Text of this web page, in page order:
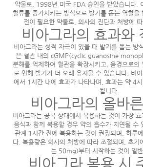
약물로, 1998년 미국 FDA 승인을 받았습니다.
혈류를 증가시키는 방식으로 발기를 돕는 역할을
전이 필요한 약물로, 의사의 진단과 처방에
비아그라의 효과와
비아그라는 성적 자극이 있을 때 발기를 돕는 방
은 혈관 내의 cGMP(cyclic guanosine
분해를 억제하여 혈관을 확장시키고, 음경으로의
로 인해 발기가 더 오래 유지될 수 있습니다. 비
에서 1시간 내에 효과가 나타나며, 효과는 약 4
됩니다.
비아그라의 올바
비아그라는 공복 상태에서 복용하는 것이 가장
음식과 함께 복용할 경우 약의 흡수가 지연될 수
관계 1시간 전에 복용하는 것이 권장되며, 하루
다. 복용량은 의사의 처방에 따라 조절되며, 초
는 50mg)부터 시작하는 것이 일반
비아그라 복용 시